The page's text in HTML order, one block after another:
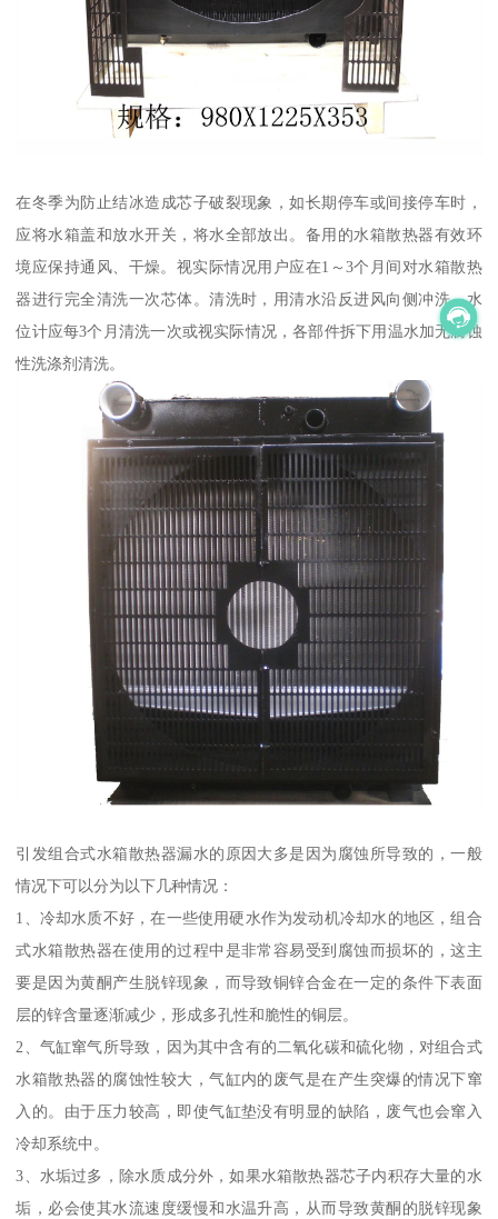
在冬季为防止结冰造成芯子破裂现象，如长期停车或间接停车时，
应将水箱盖和放水开关，将水全部放出。备用的水箱散热器有效环
境应保持通风、干燥。视实际情况用户应在1～3个月间对水箱散热
器进行完全清洗一次芯体。清洗时，用清水沿反进风向侧冲洗。水
位计应每3个月清洗一次或视实际情况，各部件拆下用温水加无腐蚀
性洗涤剂清洗。
引发组合式水箱散热器漏水的原因大多是因为腐蚀所导致的，一般
情况下可以分为以下几种情况：
1、冷却水质不好，在一些使用硬水作为发动机冷却水的地区，组合
式水箱散热器在使用的过程中是非常容易受到腐蚀而损坏的，这主
要是因为黄酮产生脱锌现象，而导致铜锌合金在一定的条件下表面
层的锌含量逐渐减少，形成多孔性和脆性的铜层。
2、气缸窜气所导致，因为其中含有的二氧化碳和硫化物，对组合式
水箱散热器的腐蚀性较大，气缸内的废气是在产生突爆的情况下窜
入的。由于压力较高，即使气缸垫没有明显的缺陷，废气也会窜入
冷却系统中。
3、水垢过多，除水质成分外，如果水箱散热器芯子内积存大量的水
垢，必会使其水流速度缓慢和水温升高，从而导致黄酮的脱锌现象